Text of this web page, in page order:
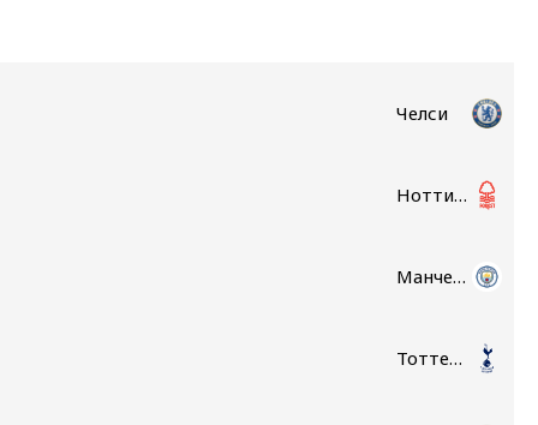
Челси
Ноттингем Форест
Манчестер Сити
Тоттенхэм